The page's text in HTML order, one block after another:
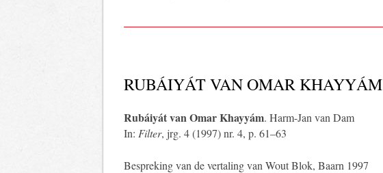
RUBÁIYÁT VAN OMAR KHAYYÁM
Rubáiyát van Omar Khayyám. Harm-Jan van Dam
In: Filter, jrg. 4 (1997) nr. 4, p. 61–63
Bespreking van de vertaling van Wout Blok, Baarn 1997